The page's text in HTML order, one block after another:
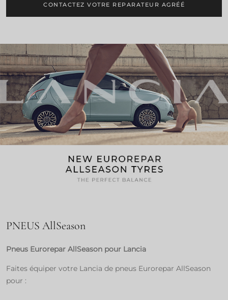
CONTACTEZ VOTRE REPARATEUR AGRÉÉ
PNEUS AllSeason
Pneus Eurorepar AllSeason pour Lancia
Faites équiper votre Lancia de pneus Eurorepar AllSeason
pour :